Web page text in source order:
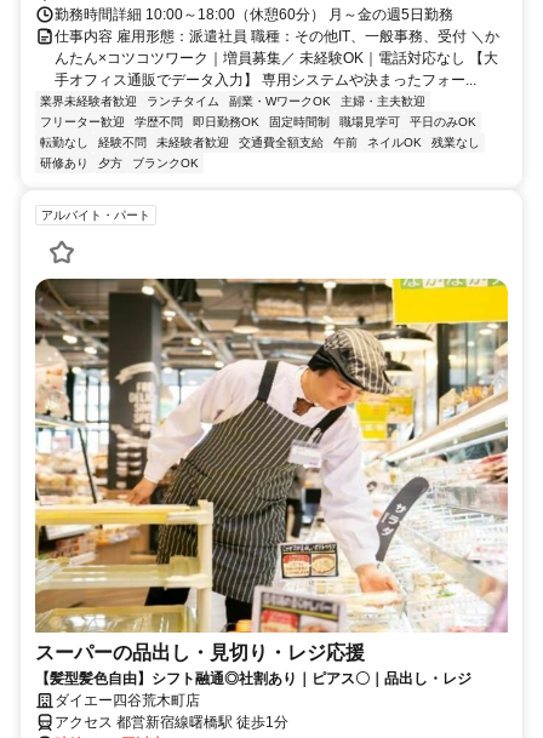
勤務時間詳細 10:00～18:00（休憩60分） 月～金の週5日勤務
仕事内容 雇用形態：派遣社員 職種：その他IT、一般事務、受付 ＼か
んたん×コツコツワーク｜増員募集／ 未経験OK｜電話対応なし 【大
手オフィス通販でデータ入力】 専用システムや決まったフォー...
業界未経験者歓迎 ランチタイム 副業・WワークOK
主婦・主夫歓迎
フリーター歓迎
学歴不問 即日勤務OK 固定時間制 職場見学可
平日のみOK
転勤なし
経験不問 未経験者歓迎 交通費全額支給 午前 ネイルOK
残業なし
研修あり
夕方 ブランクOK
アルバイト・パート
スーパーの品出し・見切り・レジ応援
【髪型髪色自由】シフト融通◎社割あり｜ピアス〇｜品出し・レジ
ダイエー四谷荒木町店
アクセス 都営新宿線曙橋駅 徒歩1分